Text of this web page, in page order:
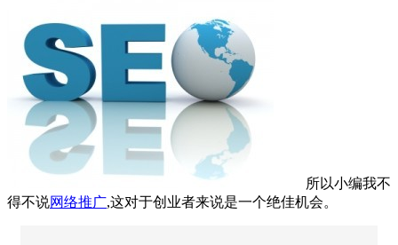
所以小编我不
得不说网络推广,这对于创业者来说是一个绝佳机会。